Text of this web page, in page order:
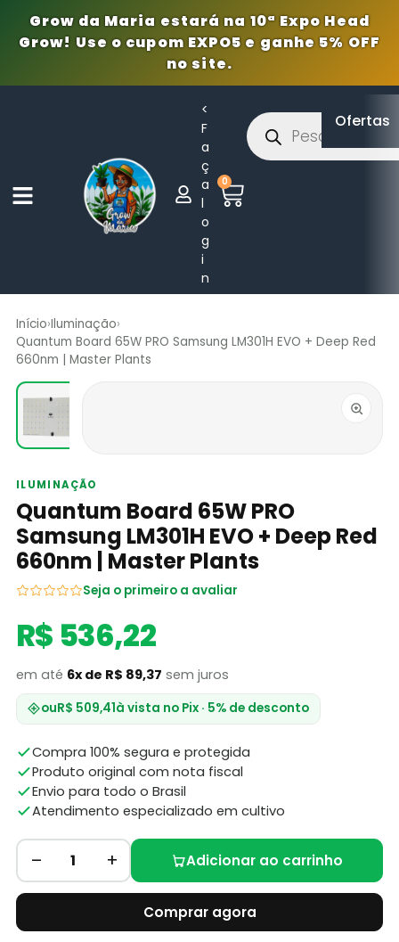
Grow da Maria estará na 10ª Expo Head
Grow! Use o cupom EXPO5 e ganhe 5% OFF
no site.
<
F
a
ç
a
l
o
g
i
n
0
Ofertas
Início›Iluminação›
Quantum Board 65W PRO Samsung LM301H EVO + Deep Red
660nm | Master Plants
ILUMINAÇÃO
Quantum Board 65W PRO
Samsung LM301H EVO + Deep Red
660nm | Master Plants
Seja o primeiro a avaliar
R$ 536,22
em até 6x de R$ 89,37 sem juros
ouR$ 509,41à vista no Pix · 5% de desconto
Compra 100% segura e protegida
Produto original com nota fiscal
Envio para todo o Brasil
Atendimento especializado em cultivo
– 1 + Adicionar ao carrinho
Comprar agora